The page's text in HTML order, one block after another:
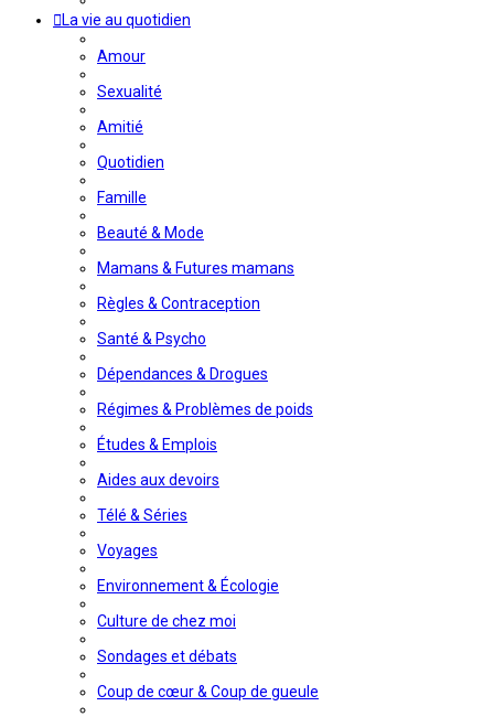
La vie au quotidien
Amour
Sexualité
Amitié
Quotidien
Famille
Beauté & Mode
Mamans & Futures mamans
Règles & Contraception
Santé & Psycho
Dépendances & Drogues
Régimes & Problèmes de poids
Études & Emplois
Aides aux devoirs
Télé & Séries
Voyages
Environnement & Écologie
Culture de chez moi
Sondages et débats
Coup de cœur & Coup de gueule